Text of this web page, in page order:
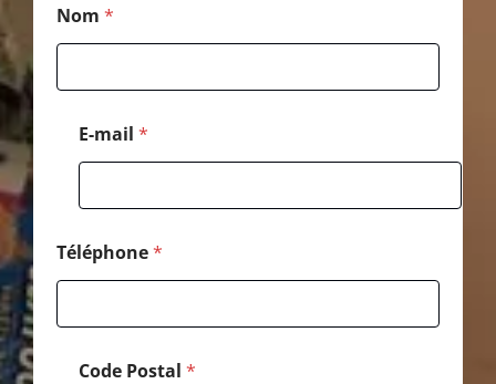
Nom *
E-mail *
Téléphone*
Code Postal *